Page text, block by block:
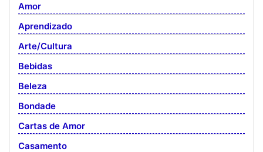
Amor
Aprendizado
Arte/Cultura
Bebidas
Beleza
Bondade
Cartas de Amor
Casamento